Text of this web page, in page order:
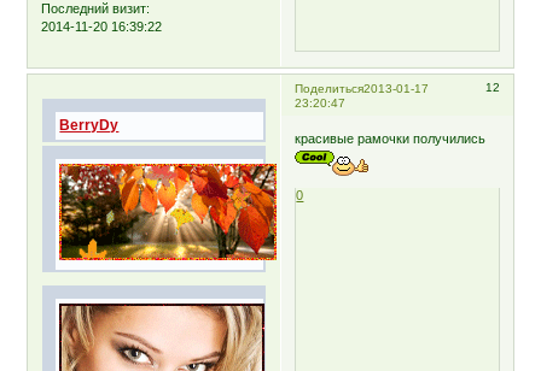
Последний визит:
2014-11-20 16:39:22
Поделиться 12
2013-01-17
23:20:47
BerryDy
красивые рамочки получились
0